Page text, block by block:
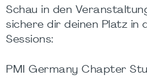
Schau in den
sichere dir deinen Platz in
Sessions:
PMI Germany Chapter